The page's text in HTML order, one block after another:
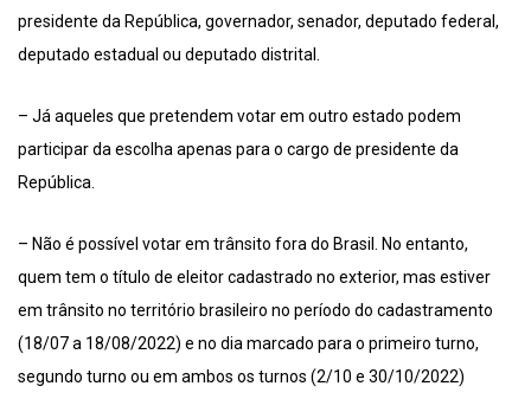
presidente da República, governador, senador, deputado federal,
deputado estadual ou deputado distrital.
– Já aqueles que pretendem votar em outro estado podem
participar da escolha apenas para o cargo de presidente da
República.
– Não é possível votar em trânsito fora do Brasil. No entanto,
quem tem o título de eleitor cadastrado no exterior, mas estiver
em trânsito no território brasileiro no período do cadastramento
(18/07 a 18/08/2022) e no dia marcado para o primeiro turno,
segundo turno ou em ambos os turnos (2/10 e 30/10/2022)